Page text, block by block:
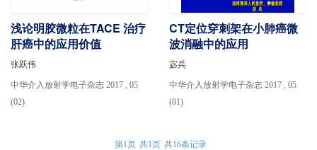
浅论明胶微粒在TACE 治疗
肝癌中的应用价值
张跃伟
中华介入放射学电子杂志 2017 , 05
(02)
CT定位穿刺架在小肺癌微
波消融中的应用
宓兵
中华介入放射学电子杂志 2017 , 05
(01)
第1页 共1页 共16条记录